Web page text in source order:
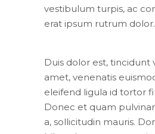
vestibulum turpis, ac
erat ipsum rutrum dolor.
Duis dolor est, tincidunt
amet, venenatis
eleifend ligula id tortor
Donec et quam
a, sollicitudin mauris.